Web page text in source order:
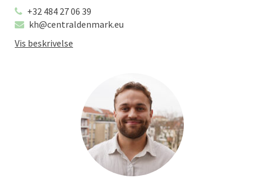
+32 484 27 06 39
kh@centraldenmark.eu
Vis beskrivelse